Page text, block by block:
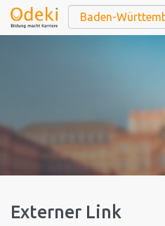
Externer Link